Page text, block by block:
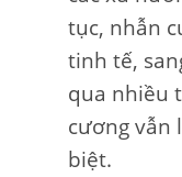
tục, nhẫn
tinh tế,
qua nhiều
cương vẫn
biệt.